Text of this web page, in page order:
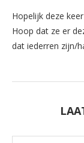
Hopelijk deze
Hoop dat ze er
dat iederren zijn/